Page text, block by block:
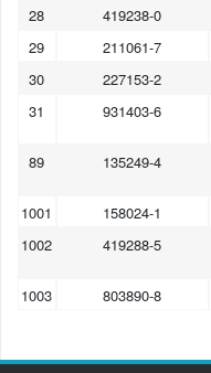
28 419238-0
29
211061-7
30
227153-2
31
931403-6
89 135249-4
1001 158024-1
1002
419288-5
1003 803890-8